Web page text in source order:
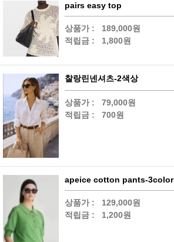
pairs easy top
상품가 :
189,000원
적립금 :
1,800원
찰랑린넨셔츠-2색상
상품가 :
79,000원
적립금 :
700원
apeice cotton pants-3color
상품가 :
129,000원
적립금 :
1,200원